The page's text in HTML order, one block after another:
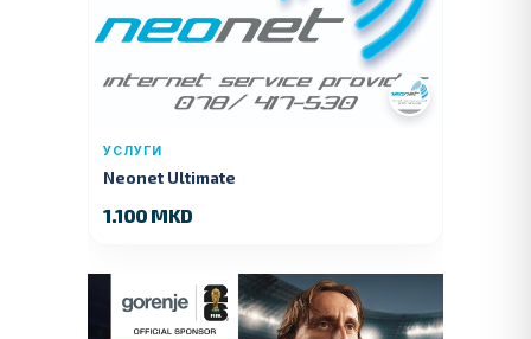
УСЛУГИ
Neonet Ultimate
1.100 MKD